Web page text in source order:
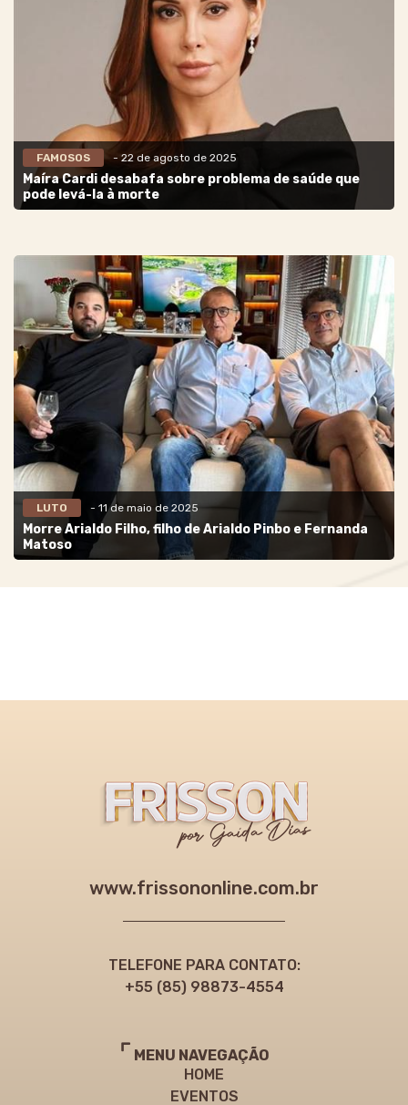
FAMOSOS - 22 de agosto de 2025
Maíra Cardi desabafa sobre problema de saúde que
pode levá-la à morte
LUTO - 11 de maio de 2025
Morre Arialdo Filho, filho de Arialdo Pinbo e Fernanda
Matoso
www.frissononline.com.br
TELEFONE PARA CONTATO:
+55 (85) 98873-4554
MENU NAVEGAÇÃO
HOME
EVENTOS